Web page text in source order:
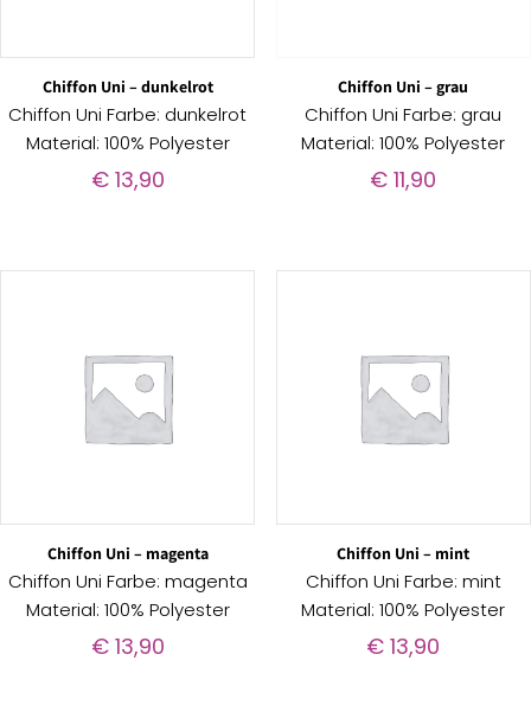
Chiffon Uni – dunkelrot
Chiffon Uni Farbe: dunkelrot
Material: 100% Polyester
€13,90
Chiffon Uni – grau
Chiffon Uni Farbe: grau
Material: 100% Polyester
€ 11,90
Chiffon Uni – magenta
Chiffon Uni Farbe: magenta
Material: 100% Polyester
€13,90
Chiffon Uni – mint
Chiffon Uni Farbe: mint
Material: 100% Polyester
€ 13,90